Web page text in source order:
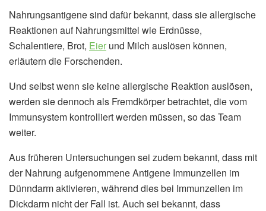
Nahrungsantigene sind dafür bekannt, dass sie allergische
Reaktionen auf Nahrungsmittel wie Erdnüsse,
Schalentiere, Brot, Eier und Milch auslösen können,
erläutern die Forschenden.
Und selbst wenn sie keine allergische Reaktion auslösen,
werden sie dennoch als Fremdkörper betrachtet, die vom
Immunsystem kontrolliert werden müssen, so das Team
weiter.
Aus früheren Untersuchungen sei zudem bekannt, dass mit
der Nahrung aufgenommene Antigene Immunzellen im
Dünndarm aktivieren, während dies bei Immunzellen im
Dickdarm nicht der Fall ist. Auch sei bekannt, dass